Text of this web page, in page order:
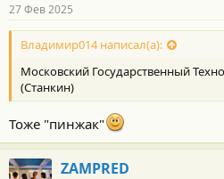
27 Фев 2025
Владимир014 написал(а):
Московский Государственный
(Станкин)
Тоже "пинжак"
ZAMPRED